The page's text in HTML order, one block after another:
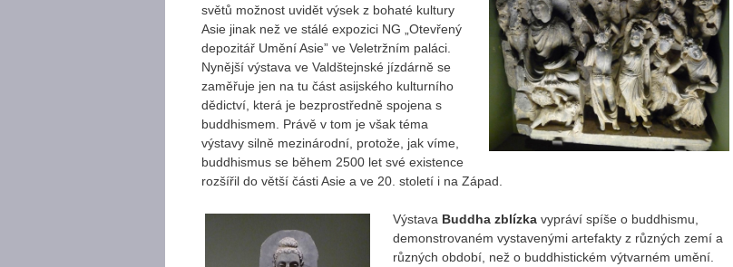
světů možnost uvidět výsek z bohaté kultury
Asie jinak než ve stálé expozici NG „Otevřený
depozitář Umění Asie” ve Veletržním paláci.
Nynější výstava ve Valdštejnské jízdárně se
zaměřuje jen na tu část asijského kulturního
dědictví, která je bezprostředně spojena s
buddhismem. Právě v tom je však téma
výstavy silně mezinárodní, protože, jak víme,
buddhismus se během 2500 let své existence
rozšířil do větší části Asie a ve 20. století i na Západ.
Výstava Buddha zblízka vypráví spíše o buddhismu,
demonstrovaném vystavenými artefakty z různých zemí a
různých období, než o buddhistickém výtvarném umění.